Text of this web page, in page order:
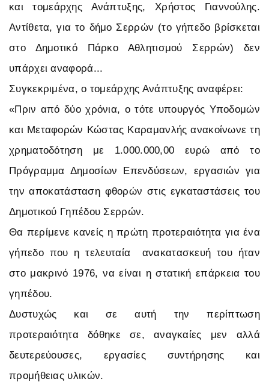
και τομεάρχης Ανάπτυξης, Χρήστος Γιαννούλης.
Αντίθετα, για το δήμο Σερρών (το γήπεδο βρίσκεται
στο Δημοτικό Πάρκο Αθλητισμού Σερρών) δεν
υπάρχει αναφορά...
Συγκεκριμένα, ο τομεάρχης Ανάπτυξης αναφέρει:
«Πριν από δύο χρόνια, ο τότε υπουργός Υποδομών
και Μεταφορών Κώστας Καραμανλής ανακοίνωνε τη
χρηματοδότηση με 1.000.000,00 ευρώ από το
Πρόγραμμα Δημοσίων Επενδύσεων, εργασιών για
την αποκατάσταση φθορών στις εγκαταστάσεις του
Δημοτικού Γηπέδου Σερρών.
Θα περίμενε κανείς η πρώτη προτεραιότητα για ένα
γήπεδο που η τελευταία ανακατασκευή του ήταν
στο μακρινό 1976, να είναι η στατική επάρκεια του
γηπέδου.
Δυστυχώς και σε αυτή την περίπτωση
προτεραιότητα δόθηκε σε, αναγκαίες μεν αλλά
δευτερεύουσες, εργασίες συντήρησης και
προμήθειας υλικών.